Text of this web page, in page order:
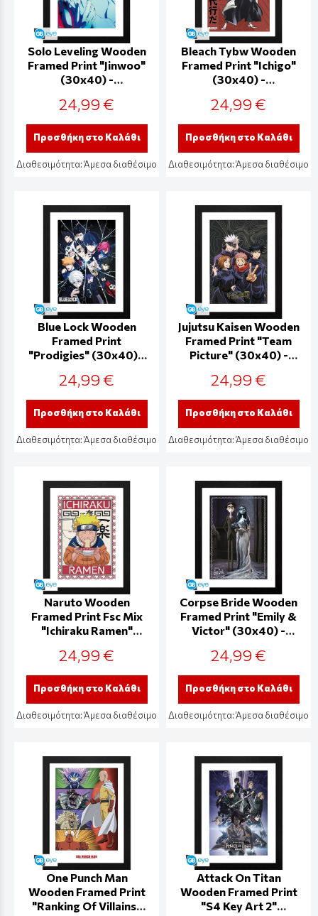
Solo Leveling Wooden
Framed Print "Jinwoo"
(30x40) -
24,99 €
Προσθήκη στο Καλάθι
Διαθεσιμότητα:Άμεσα διαθέσιμο
Bleach Tybw Wooden
Framed Print "Ichigo"
(30x40) -
24,99 €
Προσθήκη στο Καλάθι
Διαθεσιμότητα:Άμεσα διαθέσιμο
Blue Lock Wooden
Framed Print
"Prodigies" (30x40) -
24,99 €
Προσθήκη στο Καλάθι
Διαθεσιμότητα:Άμεσα διαθέσιμο
Jujutsu Kaisen Wooden
Framed Print "Team
Picture" (30x40) -
24,99 €
Προσθήκη στο Καλάθι
Διαθεσιμότητα:Άμεσα διαθέσιμο
Naruto Wooden
Framed Print Fsc Mix
"Ichiraku Ramen"
GBYDCO323
24,99 €
Προσθήκη στο Καλάθι
Διαθεσιμότητα:Άμεσα διαθέσιμο
Corpse Bride Wooden
Framed Print "Emily &
Victor" (30x40) -
24,99 €
Προσθήκη στο Καλάθι
Διαθεσιμότητα:Άμεσα διαθέσιμο
One Punch Man
Wooden Framed Print
"Ranking Of Villains"
Attack On Titan
Wooden Framed Print
"S4 Key Art 2"